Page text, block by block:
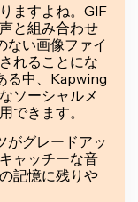
ますよね。GIF
と組み合わせ
ない画像ファイ
れることにな
る中、Kapwing
ソーシャルメ
できます。
がグレードアッ
ャッチーな音
記憶に残りや